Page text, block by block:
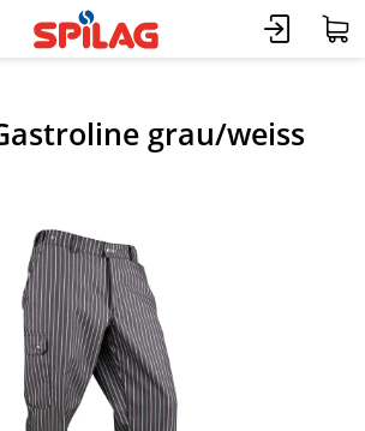
grau/weiss